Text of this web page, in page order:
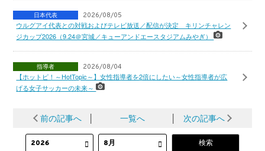
日本代表 2026/08/05
ウルグアイ代表との対戦およびテレビ放送／配信が決定 キリンチャレン
ジカップ2026（9.24＠宮城／キューアンドエースタジアムみやぎ）
指導者 2026/08/04
【ホットピ！～HotTopic～】女性指導者を2倍にしたい～女性指導者が広
げる女子サッカーの未来～
前の記事へ │ 一覧へ │ 次の記事へ